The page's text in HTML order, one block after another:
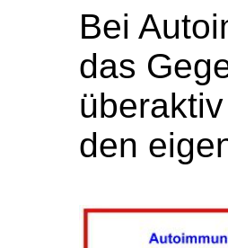
Bei
das
den